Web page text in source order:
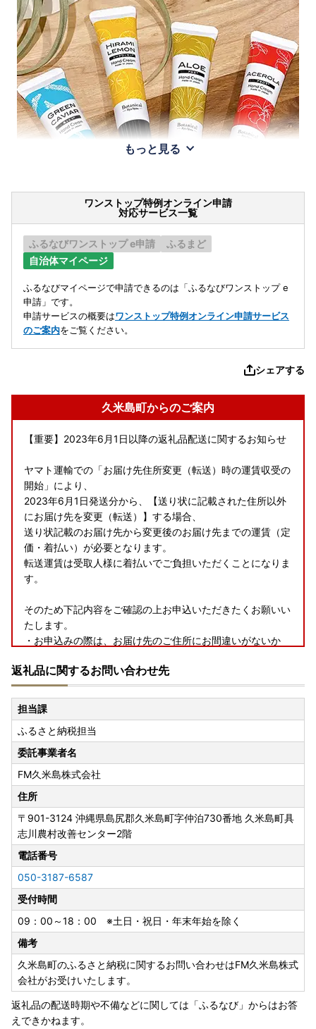
もっと見る
ワンストップ特例オンライン申請
対応サービス一覧
ふるなびワンストップ e申請
ふるまど
自治体マイページ
ふるなびマイページで申請できるのは「ふるなびワンストップ e
申請」です。
申請サービスの概要はワンストップ特例オンライン申請サービス
のご案内をご覧ください。
シェアする
久米島町からのご案内
【重要】2023年6月1日以降の返礼品配送に関するお知らせ
ヤマト運輸での「お届け先住所変更（転送）時の運賃収受の
開始」により、
2023年6月1日発送分から、【送り状に記載された住所以外
にお届け先を変更（転送）】する場合、
送り状記載のお届け先から変更後のお届け先までの運賃（定
価・着払い）が必要となります。
転送運賃は受取人様に着払いでご負担いただくことになりま
す。
そのため下記内容をご確認の上お申込いただきたくお願いい
たします。
・お申込みの際は、お届け先のご住所にお間違いがないか
ため、
ご変更希望の際はお早目のご連絡をお願いいたします。
---------------------------------------------------------------
--
【ワンストップについて】
ワンストップ特例申請書の提出期限は、2027年1月10日必着
です。添付書類と合わせて期限内に下記へご郵送下さい。
〒901-3193
沖縄県島尻郡久米島町字比嘉2870番地
久米島町役場 企画財政課 宛
▼▼▼下記よりダウンロード頂けます▼▼▼▼
・ワンストップ特例申請書
http://okifuru.com/onestop.pdf
・ワンストップ特例申請 添付書類貼り付け用紙、記入例
http://okifuru.com/onestop_doc.pdf
返礼品に関するお問い合わせ先
担当課
ふるさと納税担当
委託事業者名
FM久米島株式会社
住所
〒901-3124 沖縄県島尻郡久米島町字仲泊730番地 久米島町具
志川農村改善センター2階
電話番号
050-3187-6587
受付時間
09：00～18：00 ※土日・祝日・年末年始を除く
備考
久米島町のふるさと納税に関するお問い合わせはFM久米島株式
会社がお受けいたします。
返礼品の配送時期や不備などに関しては「ふるなび」からはお答
えできかねます。